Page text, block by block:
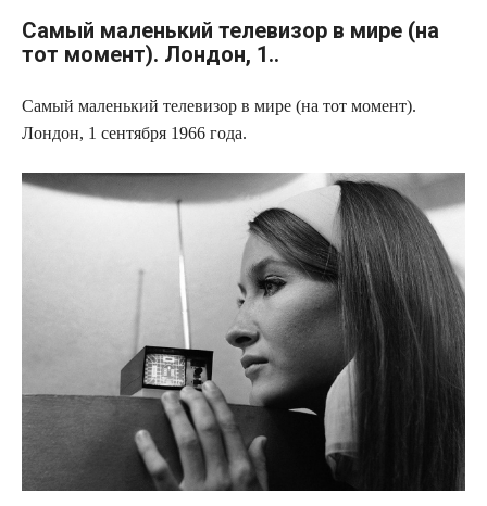
Самый маленький телевизор в мире (на
тот момент). Лондон, 1..
Самый маленький телевизор в мире (на тот момент).
Лондон, 1 сентября 1966 года.